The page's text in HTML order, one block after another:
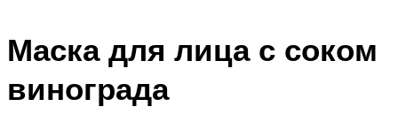
Маска для лица с соком
винограда